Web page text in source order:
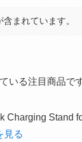
まれています。
いる注目商品で
Charging Stand
見る